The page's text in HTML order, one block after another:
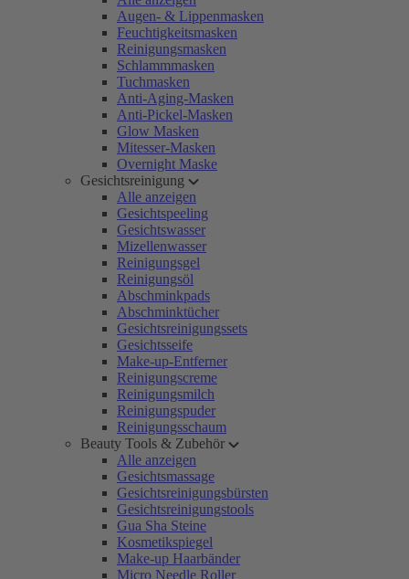
Augen- & Lippenmasken
Feuchtigkeitsmasken
Reinigungsmasken
Schlammmasken
Tuchmasken
Anti-Aging-Masken
Anti-Pickel-Masken
Glow Masken
Mitesser-Masken
Overnight Maske
Gesichtsreinigung
Alle anzeigen
Gesichtspeeling
Gesichtswasser
Mizellenwasser
Reinigungsgel
Reinigungsöl
Abschminkpads
Abschminktücher
Gesichtsreinigungssets
Gesichtsseife
Make-up-Entferner
Reinigungscreme
Reinigungsmilch
Reinigungspuder
Reinigungsschaum
Beauty Tools & Zubehör
Alle anzeigen
Gesichtsmassage
Gesichtsreinigungsbürsten
Gesichtsreinigungstools
Gua Sha Steine
Kosmetikspiegel
Make-up Haarbänder
Micro Needle Roller